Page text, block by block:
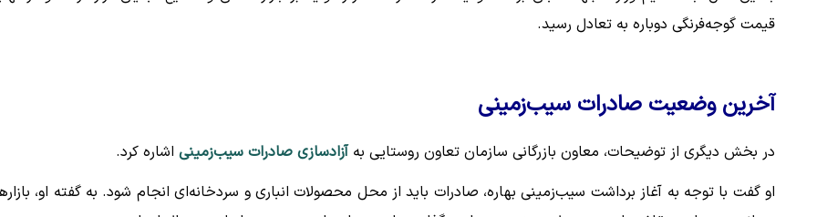
قیمت گوجه‌فرنگی دوباره به تعادل رسید.
آخرین وضعیت صادرات سیب‌زمینی
در بخش دیگری از توضیحات، معاون بازرگانی سازمان تعاون روستایی بهآزادسازی صادرات سیب‌زمینی اشاره کرد.
او گفت با توجه به آغاز برداشت سیب‌زمینی بهاره، صادرات باید از محل محصولات انباری و سردخانه‌ای انجام شود. به گفته او،